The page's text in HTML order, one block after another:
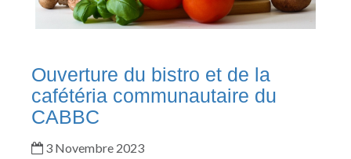
Ouverture du bistro et de la
cafétéria communautaire du
CABBC
3 Novembre 2023